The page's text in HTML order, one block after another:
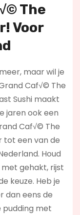
The
Voor
maar wil je
Caf√© The
Sushi maakt
jaren ook een
Caf√© The
tot een van de
Houd
gehakt, rijst
keuze. Heb je
dan eens de
pudding met